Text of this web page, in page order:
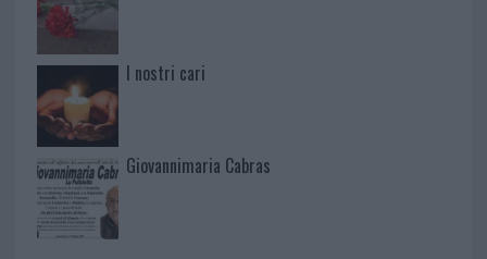
I nostri cari
Giovannimaria Cabras